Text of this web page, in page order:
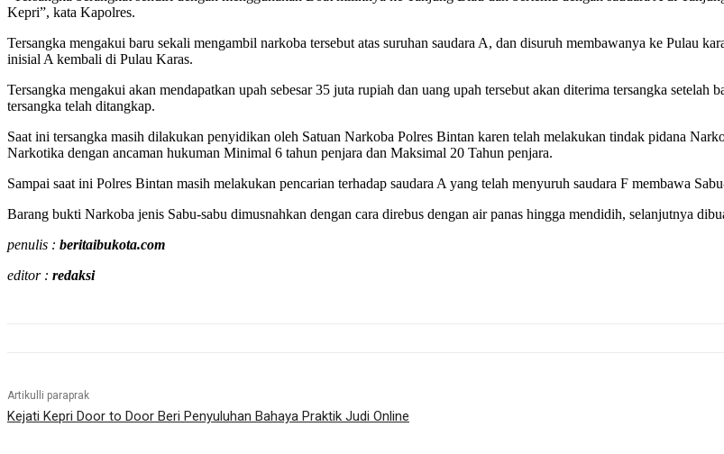
Kepri”, kata Kapolres.
Tersangka mengakui baru sekali mengambil narkoba tersebut atas suruhan saudara A, dan disuruh membawanya ke Pulau
inisial A kembali di Pulau Karas.
Tersangka mengakui akan mendapatkan upah sebesar 35 juta rupiah dan uang upah tersebut akan diterima tersangka
tersangka telah ditangkap.
Saat ini tersangka masih dilakukan penyidikan oleh Satuan Narkoba Polres Bintan karen telah melakukan tindak pidana
Narkotika dengan ancaman hukuman Minimal 6 tahun penjara dan Maksimal 20 Tahun penjara.
Sampai saat ini Polres Bintan masih melakukan pencarian terhadap saudara A yang telah menyuruh saudara F membawa
Barang bukti Narkoba jenis Sabu-sabu dimusnahkan dengan cara direbus dengan air panas hingga mendidih, selanjutnya
penulis : beritaibukota.com
editor : redaksi
Artikulli paraprak
Kejati Kepri Door to Door Beri Penyuluhan Bahaya Praktik Judi Online